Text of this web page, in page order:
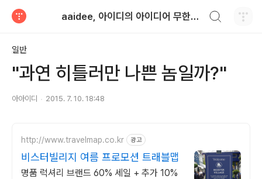
aaidee, 아이디의 아이디어 무한도전
일반
"과연 히틀러만 나쁜 놈일까?"
아아이디 2015. 7. 10. 18:48
http://www.travelmap.co.kr 광고
비스터빌리지 여름 프로모션 트래블맵
명품 럭셔리 브랜드 60% 세일 + 추가 10%